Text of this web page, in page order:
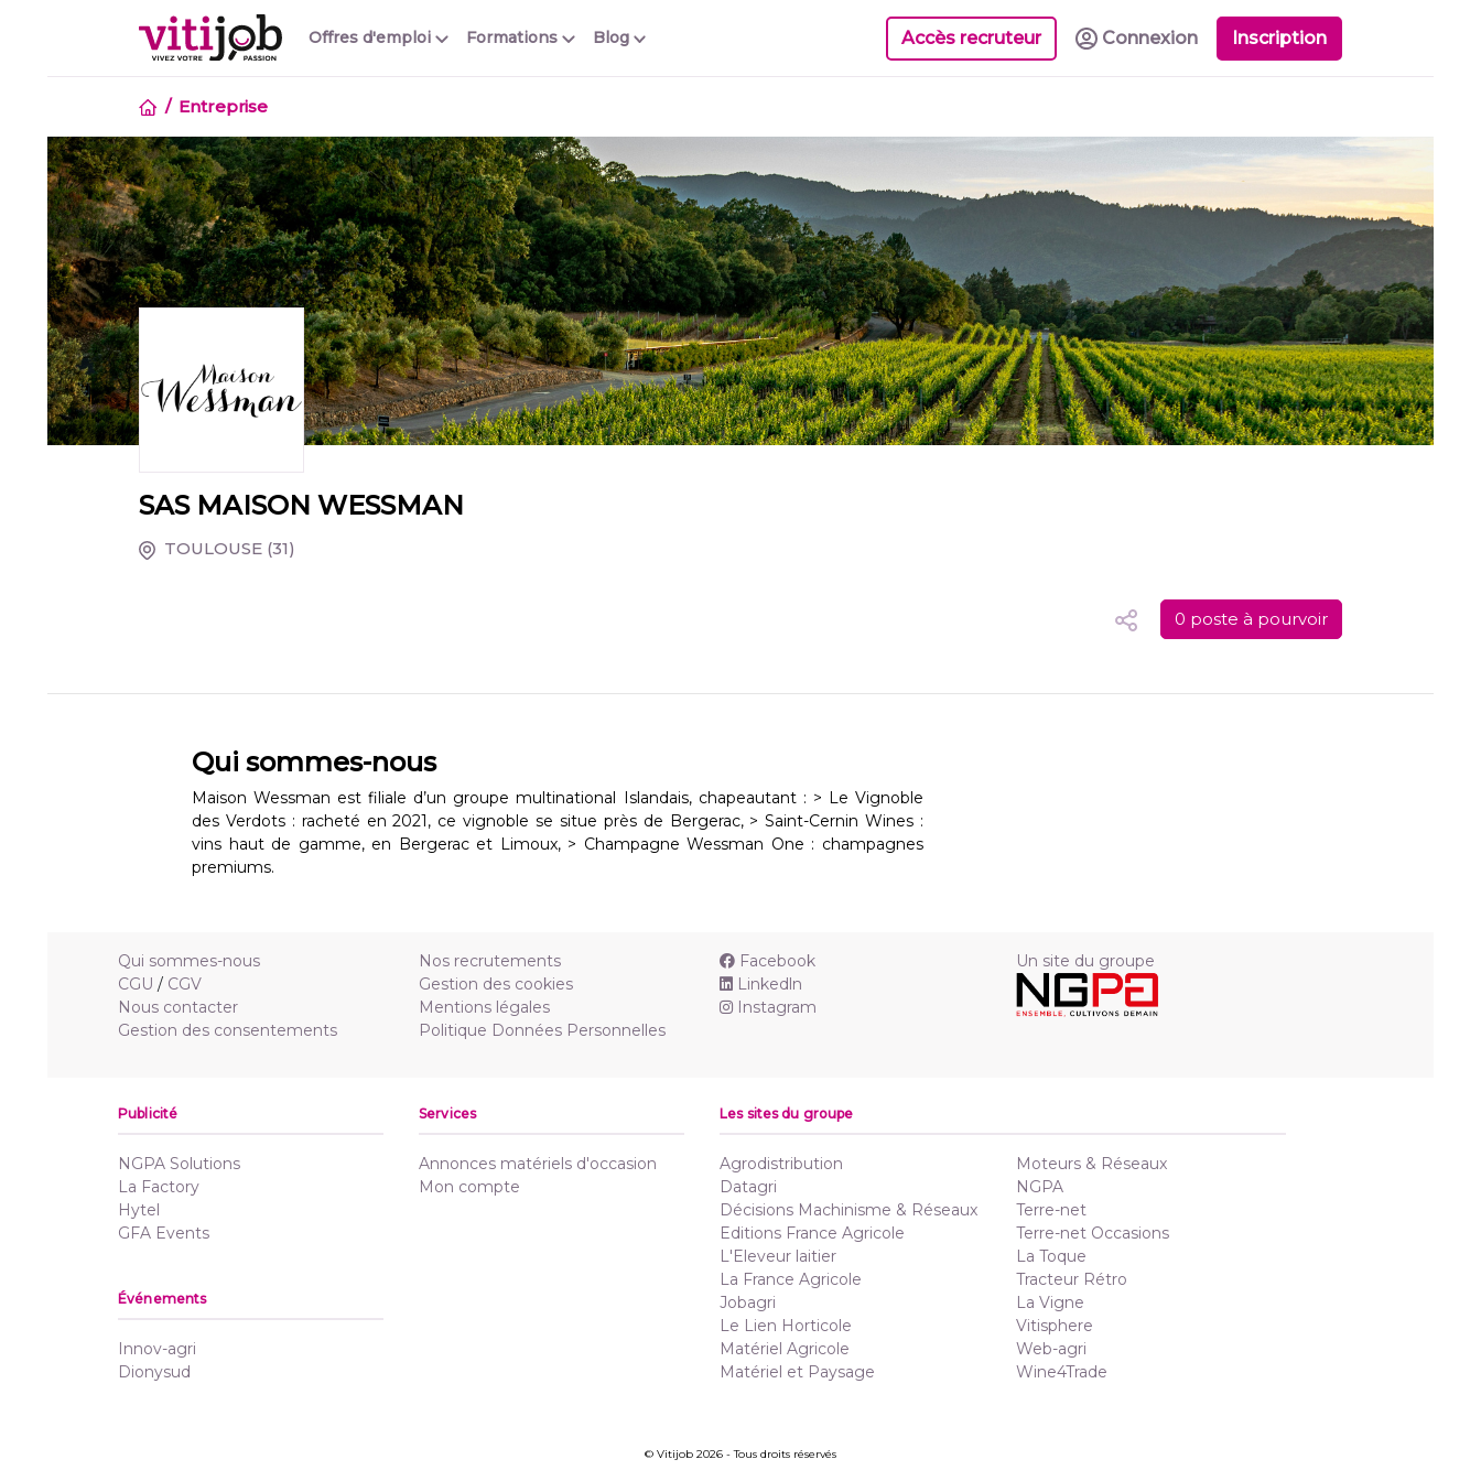
Offres d'emploi Blog
Formations Accès recruteur Connexion Inscription
Entreprise
SAS MAISON WESSMAN
TOULOUSE (31)
0 poste à pourvoir
Qui sommes-nous
Maison Wessman est filiale d’un groupe multinational Islandais, chapeautant : > Le Vignoble
des Verdots : racheté en 2021, ce vignoble se situe près de Bergerac, > Saint-Cernin Wines :
vins haut de gamme, en Bergerac et Limoux, > Champagne Wessman One : champagnes
premiums.
Qui sommes-nous
CGU / CGV
Nous contacter
Gestion des consentements
Nos recrutements
Gestion des cookies
Mentions légales
Politique Données Personnelles
Facebook
Linkedln
Instagram
Un site du groupe
Publicité
NGPA Solutions
La Factory
Hytel
GFA Events
Services
Annonces matériels d'occasion
Mon compte
Événements
Innov-agri
Dionysud
Les sites du groupe
Agrodistribution
Datagri
Décisions Machinisme & Réseaux
Editions France Agricole
L'Eleveur laitier
La France Agricole
Jobagri
Le Lien Horticole
Matériel Agricole
Matériel et Paysage
Moteurs & Réseaux
NGPA
Terre-net
Terre-net Occasions
La Toque
Tracteur Rétro
La Vigne
Vitisphere
Web-agri
Wine4Trade
© Vitijob 2026 - Tous droits réservés